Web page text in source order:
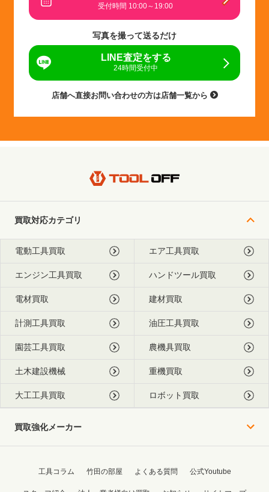
受付時間 10:00～19:00
写真を撮って送るだけ
LINE査定をする
24時間受付中
店舗へ直接お問い合わせの方は店舗一覧から
買取対応カテゴリ
電動工具買取 エア工具買取
エンジン工具買取 ハンドツール買取
電材買取 建材買取
計測工具買取 油圧工具買取
園芸工具買取 農機具買取
土木建設機械 重機買取
大工工具買取 ロボット買取
買取強化メーカー
工具コラム 竹田の部屋 よくある質問 公式Youtube